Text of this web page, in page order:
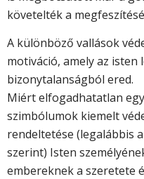
követelték a
A különböző vallások
motiváció, amely az isten
bizonytalanságból ered.
Miért elfogadhatatlan
szimbólumok kiemelt
rendeltetése (legalábbis
szerint) Isten
embereknek a szeretete